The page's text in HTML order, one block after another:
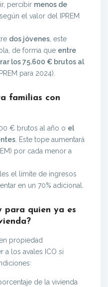
percibir menos de
el valor del IPREM
dos jóvenes, este
de forma que entre
los 75.600 € brutos al
para 2024).
familias con
€ brutos al año o el
. Este tope aumentará
por cada menor a
el límite de ingresos
en un 70% adicional.
para quien ya es
propiedad
a los avales ICO si
de la vivienda